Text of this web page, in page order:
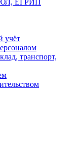
ЕГРИП
учёт
транспорт,